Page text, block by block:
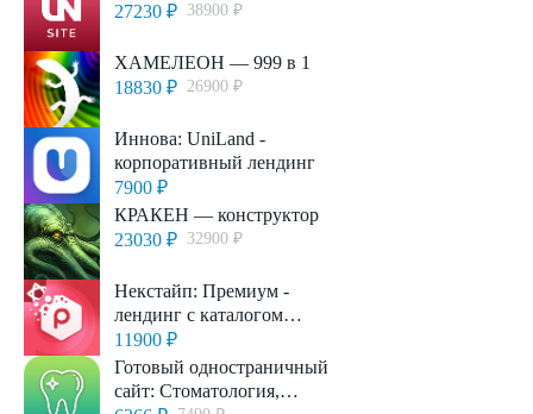
27230 ₽ 38900 ₽
ХАМЕЛЕОН — 999 в 1
18830 ₽ 26900 ₽
Иннова: UniLand -
корпоративный лендинг
7900 ₽
КРАКЕН — конструктор
23030 ₽ 32900 ₽
Некстайп: Премиум -
лендинг с каталогом
товаров и услуг
11900 ₽
Готовый одностраничный
сайт: Стоматология,